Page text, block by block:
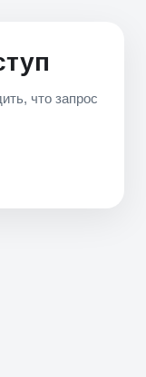
что запрос